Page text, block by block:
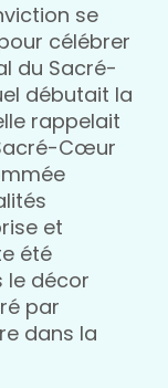
se
célébrer
du Sacré-
débutait la
rappelait
Cœur
et
été
le décor
par
dans la